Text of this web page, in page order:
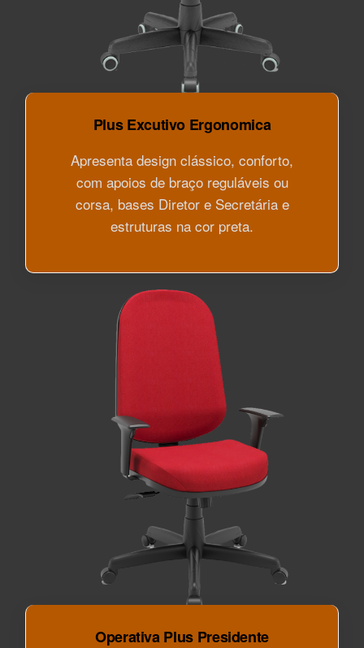
Plus Excutivo Ergonomica
Apresenta design clássico, conforto,
com apoios de braço reguláveis ou
corsa, bases Diretor e Secretária e
estruturas na cor preta.
Operativa Plus Presidente